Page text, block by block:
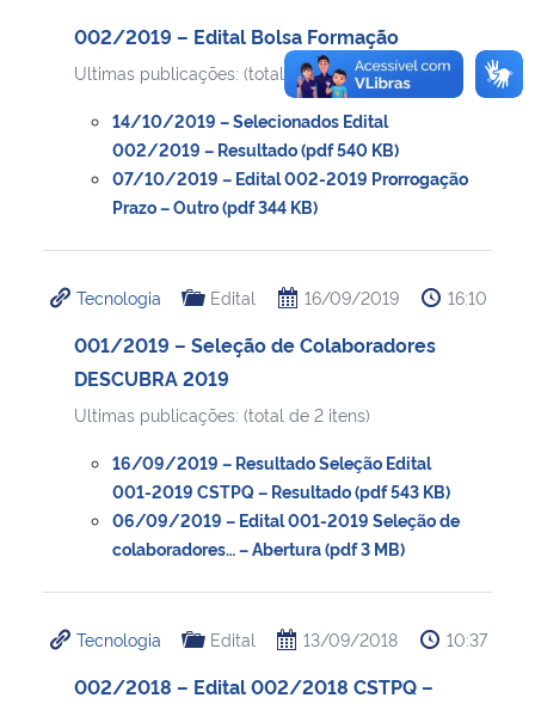
002/2019 – Edital Bolsa Formação
Ultimas publicações: (total de 3 itens)
14/10/2019 – Selecionados Edital
002/2019 – Resultado (pdf 540 KB)
07/10/2019 – Edital 002-2019 Prorrogação
Prazo – Outro (pdf 344 KB)
Tecnologia Edital 16/09/2019 16:10
001/2019 – Seleção de Colaboradores
DESCUBRA 2019
Ultimas publicações: (total de 2 itens)
16/09/2019 – Resultado Seleção Edital
001-2019 CSTPQ – Resultado (pdf 543 KB)
06/09/2019 – Edital 001-2019 Seleção de
colaboradores… – Abertura (pdf 3 MB)
Tecnologia Edital 13/09/2018 10:37
002/2018 – Edital 002/2018 CSTPQ –